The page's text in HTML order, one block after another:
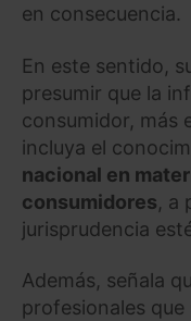
en consecuencia.
En este sentido,
presumir que la
consumidor, más
incluya el
nacional en
consumidores, a
jurisprudencia
Además, señala
profesionales